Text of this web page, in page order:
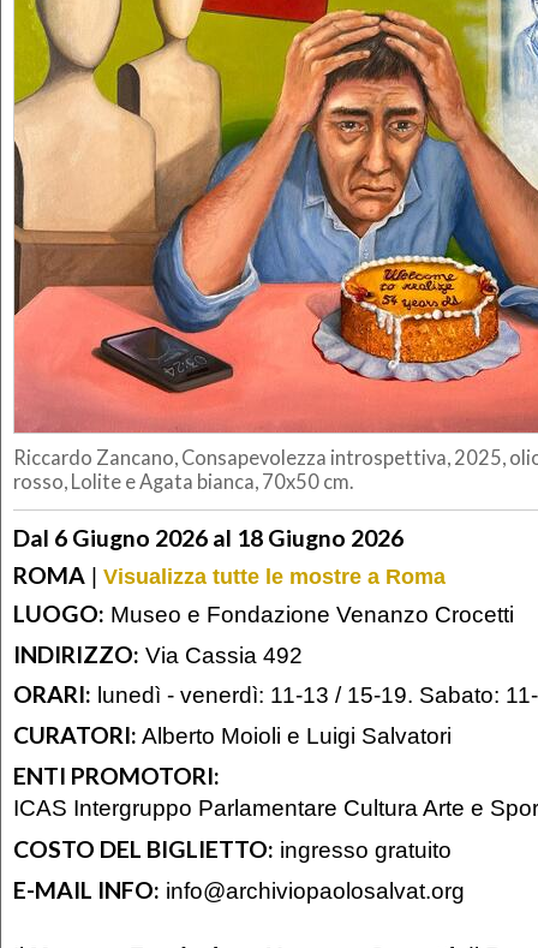
Riccardo Zancano, Consapevolezza introspettiva, 2025,
rosso, Lolite e Agata bianca, 70x50 cm.
Dal 6 Giugno 2026 al 18 Giugno 2026
ROMA | Visualizza tutte le mostre a Roma
LUOGO: Museo e Fondazione Venanzo Crocetti
INDIRIZZO: Via Cassia 492
ORARI: lunedì - venerdì: 11-13 / 15-19. Sabato:
CURATORI: Alberto Moioli e Luigi Salvatori
ENTI PROMOTORI:
ICAS Intergruppo Parlamentare Cultura Arte e
COSTO DEL BIGLIETTO: ingresso gratuito
E-MAIL INFO: info@archiviopaolosalvat.org